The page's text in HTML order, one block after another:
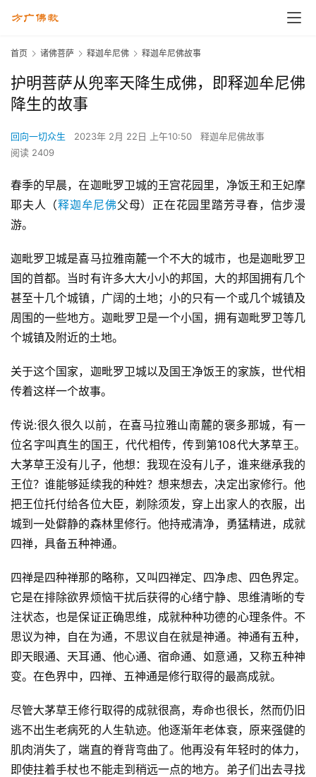
首页 诸佛菩萨 释迦牟尼佛 释迦牟尼佛故事
护明菩萨从兜率天降生成佛，即释迦牟尼佛
降生的故事
回向一切众生 2023年 2月 22日 上午10:50
释迦牟尼佛故事
阅读 2409
春季的早晨，在迦毗罗卫城的王宫花园里，净饭王和王妃摩
耶夫人（释迦牟尼佛父母）正在花园里踏芳寻春，信步漫
游。
迦毗罗卫城是喜马拉雅南麓一个不大的城市，也是迦毗罗卫
国的首都。当时有许多大大小小的邦国，大的邦国拥有几个
甚至十几个城镇，广阔的土地；小的只有一个或几个城镇及
周围的一些地方。迦毗罗卫是一个小国，拥有迦毗罗卫等几
个城镇及附近的土地。
关于这个国家，迦毗罗卫城以及国王净饭王的家族，世代相
传着这样一个故事。
传说:很久很久以前，在喜马拉雅山南麓的褒多那城，有一
位名字叫真生的国王，代代相传，传到第108代大茅草王。
大茅草王没有儿子，他想：我现在没有儿子，谁来继承我的
王位？谁能够延续我的种姓？想来想去，决定出家修行。他
把王位托付给各位大臣，剃除须发，穿上出家人的衣服，出
城到一处僻静的森林里修行。他持戒清净，勇猛精进，成就
四禅，具备五种神通。
四禅是四种禅那的略称，又叫四禅定、四净虑、四色界定。
它是在排除欲界烦恼干扰后获得的心绪宁静、思维清晰的专
注状态，也是保证正确思维，成就种种功德的心理条件。不
思议为神，自在为通，不思议自在就是神通。神通有五种，
即天眼通、天耳通、他心通、宿命通、如意通，又称五种神
变。在色界中，四禅、五神通是修行取得的最高成就。
尽管大茅草王修行取得的成就很高，寿命也很长，然而仍旧
逃不出生老病死的人生轨迹。他逐渐年老体衰，原来强健的
肌肉消失了，端直的脊背弯曲了。他再没有年轻时的体力，
即使拄着手杖也不能走到稍远一点的地方。弟子们出去寻找